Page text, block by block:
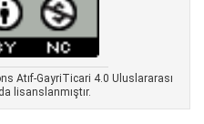
Atıf-GayriTicari 4.0 Uluslararası
lisanslanmıştır.